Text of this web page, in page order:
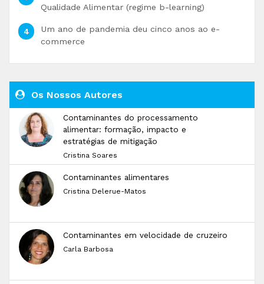
Qualidade Alimentar (regime b-learning)
Um ano de pandemia deu cinco anos ao e-
commerce
Os Nossos Autores
Contaminantes do processamento
alimentar: formação, impacto e
estratégias de mitigação
Cristina Soares
Contaminantes alimentares
Cristina Delerue-Matos
Contaminantes em velocidade de cruzeiro
Carla Barbosa